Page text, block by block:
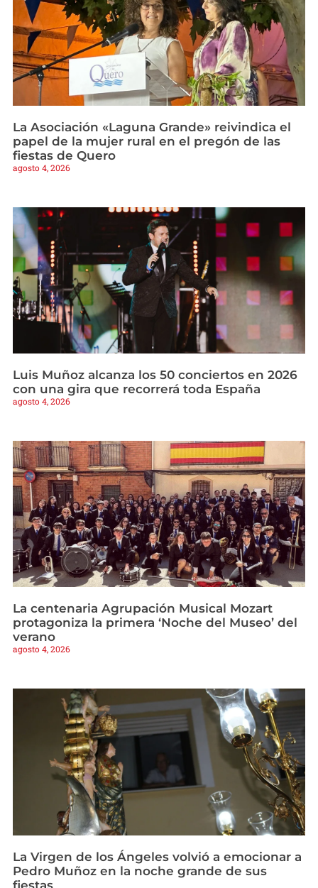
La Asociación «Laguna Grande» reivindica el
papel de la mujer rural en el pregón de las
fiestas de Quero
agosto 4, 2026
Luis Muñoz alcanza los 50 conciertos en 2026
con una gira que recorrerá toda España
agosto 4, 2026
La centenaria Agrupación Musical Mozart
protagoniza la primera ‘Noche del Museo’ del
verano
agosto 4, 2026
La Virgen de los Ángeles volvió a emocionar a
Pedro Muñoz en la noche grande de sus
fiestas